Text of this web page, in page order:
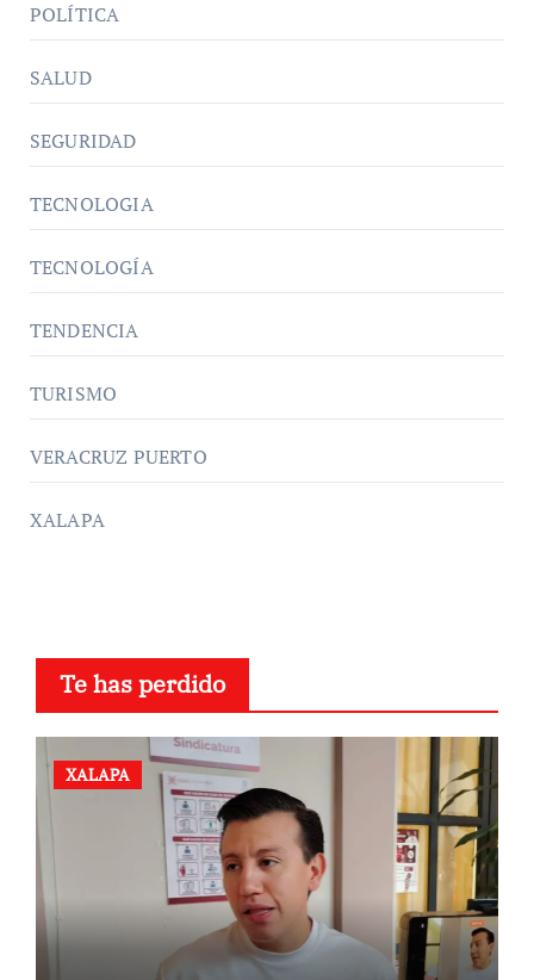
POLÍTICA
SALUD
SEGURIDAD
TECNOLOGIA
TECNOLOGÍA
TENDENCIA
TURISMO
VERACRUZ PUERTO
XALAPA
Te has perdido
XALAPA